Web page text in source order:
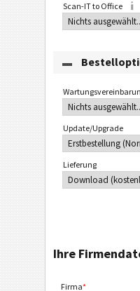
Scan-IT to Office
Update/Upgrade
Lieferung
Ihre
Firma*